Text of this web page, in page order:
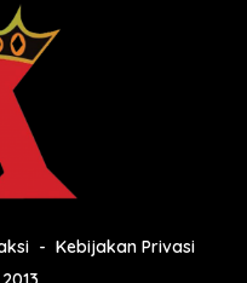
Kebijakan Privasi